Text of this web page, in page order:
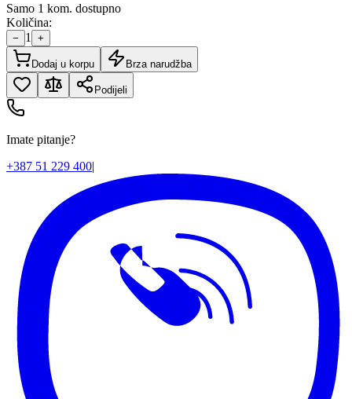
Samo 1 kom. dostupno
Količina:
− 1 +
Dodaj u korpu Brza narudžba
Podijeli
Imate pitanje?
+387 51 229 400|